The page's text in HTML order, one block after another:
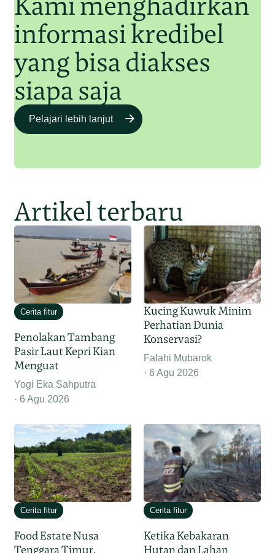
informasi kredibel
yang bisa diakses
siapa saja
Pelajari lebih lanjut
Artikel terbaru
Cerita fitur
Penolakan Tambang
Pasir Laut Kepri Kian
Menguat
Yogi Eka Sahputra
6 Agu 2026
Kucing Kuwuk Minim
Perhatian Dunia
Konservasi?
Falahi Mubarok
6 Agu 2026
Cerita fitur
Food Estate Nusa
Tenggara Timur,
Cerita fitur
Ketika Kebakaran
Hutan dan Lahan